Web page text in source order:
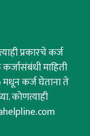
प्रकारचे कर्ज
माहिती
कर्ज घेताना ते
कोणत्याही